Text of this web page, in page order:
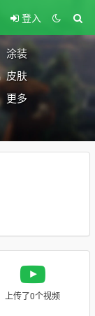
登入
涂装
皮肤
更多
上传了0个视频